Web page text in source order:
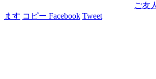
ご友
ます コピー Facebook Tweet